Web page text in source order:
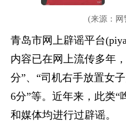
(来源：网
青岛市网上辟谣平台(
内容已在网上流传多年
分”、“司机右手放置女
6分”等。近年来，此类“
和媒体均进行过辟谣。